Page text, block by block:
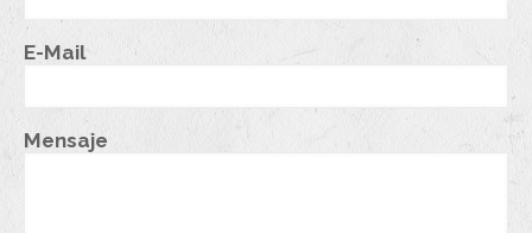
E-Mail
Mensaje